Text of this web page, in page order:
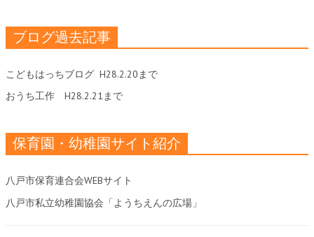
ブログ過去記事
こどもはっちブログ H28.2.20まで
おうち工作 H28.2.21まで
保育園・幼稚園サイト紹介
八戸市保育連合会WEBサイト
八戸市私立幼稚園協会「ようちえんの広場」